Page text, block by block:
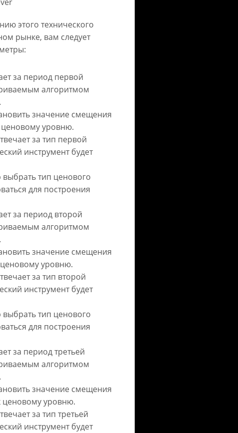
этого технического
рынке, вам следует
за период первой
алгоритмом
значение смещения
уровню.
за тип первой
инструмент будет
тип ценового
для построения
за период второй
алгоритмом
значение смещения
уровню.
за тип второй
инструмент будет
тип ценового
для построения
за период третьей
алгоритмом
значение смещения
ценовому уровню.
за тип третьей
инструмент будет